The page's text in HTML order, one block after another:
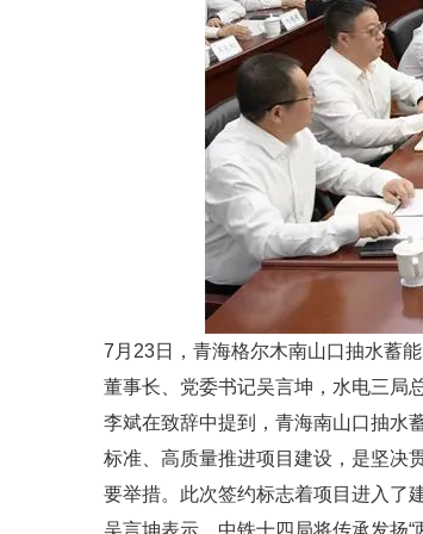
7月23日，青海格尔木南山口抽水蓄
董事长、党委书记吴言坤，水电三局
李斌在致辞中提到，青海南山口抽水
标准、高质量推进项目建设，是坚决
要举措。此次签约标志着项目进入了
吴言坤表示，中铁十四局将传承发扬